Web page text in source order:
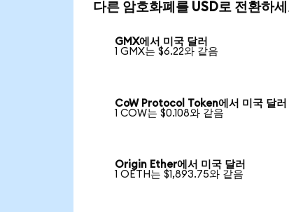
다른 암호화폐를 USD로 전환하
GMX에서 미국 달러
1 GMX는 $6.22와 같음
CoW Protocol Token에서 미국 달러
1 COW는 $0.108와 같음
Origin Ether에서 미국 달러
1 OETH는 $1,893.75와 같음